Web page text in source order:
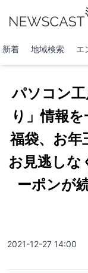
新着 地域検索 エ
パソコン
り」情報
福袋、お年
お見逃しな
ーポンが
2021-12-27 14:00